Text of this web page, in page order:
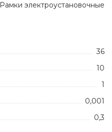
Рамки электроустановочные
36
10
1
0,001
0,3